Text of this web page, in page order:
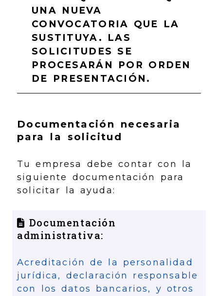
UNA NUEVA
CONVOCATORIA QUE LA
SUSTITUYA. LAS
SOLICITUDES SE
PROCESARÁN POR ORDEN
DE PRESENTACIÓN.
Documentación necesaria
para la solicitud
Tu empresa debe contar con la
siguiente documentación para
solicitar la ayuda:
Documentación
administrativa:
Acreditación de la personalidad
jurídica, declaración responsable
con los datos bancarios, y otros